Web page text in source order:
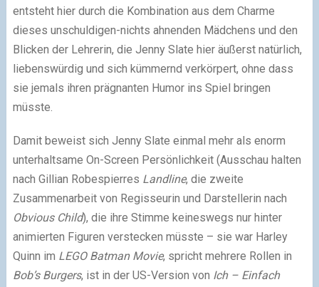
entsteht hier durch die Kombination aus dem Charme
dieses unschuldigen-nichts ahnenden Mädchens und den
Blicken der Lehrerin, die Jenny Slate hier äußerst natürlich,
liebenswürdig und sich kümmernd verkörpert, ohne dass
sie jemals ihren prägnanten Humor ins Spiel bringen
müsste.
Damit beweist sich Jenny Slate einmal mehr als enorm
unterhaltsame On-Screen Persönlichkeit (Ausschau halten
nach Gillian Robespierres Landline, die zweite
Zusammenarbeit von Regisseurin und Darstellerin nach
Obvious Child), die ihre Stimme keineswegs nur hinter
animierten Figuren verstecken müsste – sie war Harley
Quinn im LEGO Batman Movie, spricht mehrere Rollen in
Bob’s Burgers, ist in der US-Version von Ich – Einfach